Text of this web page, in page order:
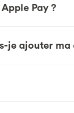
Pay ?
je ajouter ma